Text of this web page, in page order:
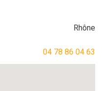
Rhône
04 78 86 04 63